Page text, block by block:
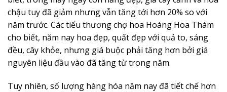
chậu tuy đã giảm nhưng vẫn tăng tới hơn 20% so với
năm trước. Các tiểu thương chợ hoa Hoàng Hoa Thám
cho biết, năm nay hoa đẹp, quất đẹp với quả to, sáng
đều, cây khỏe, nhưng giá buộc phải tăng hơn bởi giá
nguyên liệu đầu vào đã tăng từ trong năm.
Tuy nhiên, số lượng hàng hóa năm nay đã tiết chế hơn